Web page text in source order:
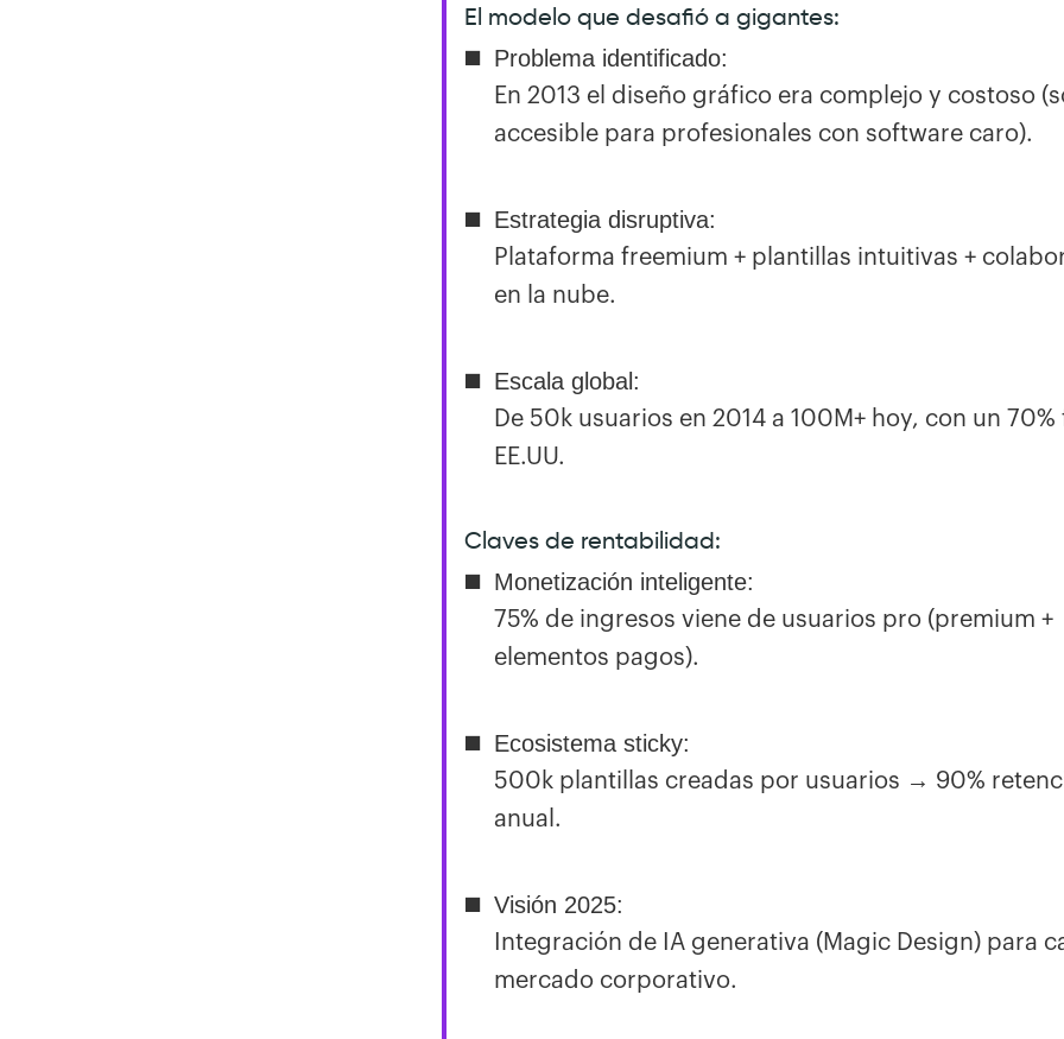
El modelo que desafió a gigantes:
Problema identificado:
En 2013 el diseño gráfico era complejo y costoso
accesible para profesionales con software caro).
Estrategia disruptiva:
Plataforma freemium + plantillas intuitivas +
en la nube.
Escala global:
De 50k usuarios en 2014 a 100M+ hoy, con un
EE.UU.
Claves de rentabilidad:
Monetización inteligente:
75% de ingresos viene de usuarios pro (premium +
elementos pagos).
Ecosistema sticky:
500k plantillas creadas por usuarios → 90%
anual.
Visión 2025:
Integración de IA generativa (Magic Design) para
mercado corporativo.